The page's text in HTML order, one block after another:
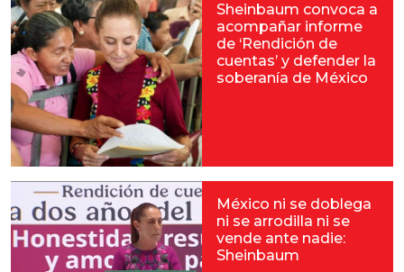
Sheinbaum convoca a
acompañar informe
de ‘Rendición de
cuentas’ y defender la
soberanía de México
México ni se doblega
ni se arrodilla ni se
vende ante nadie:
Sheinbaum